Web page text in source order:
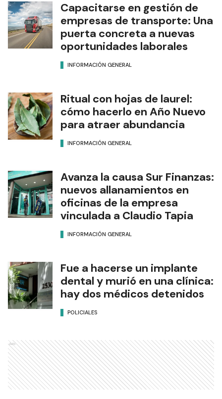
Capacitarse en gestión de
empresas de transporte: Una
puerta concreta a nuevas
oportunidades laborales
INFORMACIÓN GENERAL
Ritual con hojas de laurel:
cómo hacerlo en Año Nuevo
para atraer abundancia
INFORMACIÓN GENERAL
Avanza la causa Sur Finanzas:
nuevos allanamientos en
oficinas de la empresa
vinculada a Claudio Tapia
INFORMACIÓN GENERAL
Fue a hacerse un implante
dental y murió en una clínica:
hay dos médicos detenidos
POLICIALES
Ads